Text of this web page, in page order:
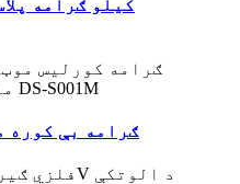
۳.۷ ګرامه بې